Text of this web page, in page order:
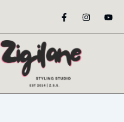
content
F
a
e
o
o
-
I
n
t
Y
o
t